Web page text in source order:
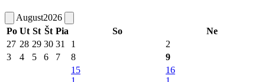
August2026
Po Ut St Št Pia So
Ne
27 28 29 30 31 1
2
3
4 5 6 7 8 9
15
16